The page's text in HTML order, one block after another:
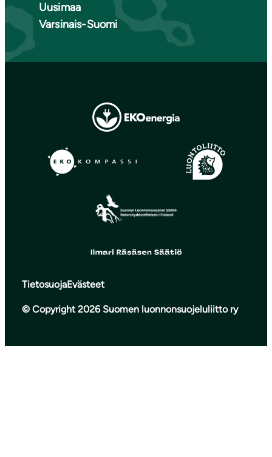
Uusimaa
Varsinais-Suomi
TietosuojaEvästeet
© Copyright 2026 Suomen luonnonsuojeluliitto ry